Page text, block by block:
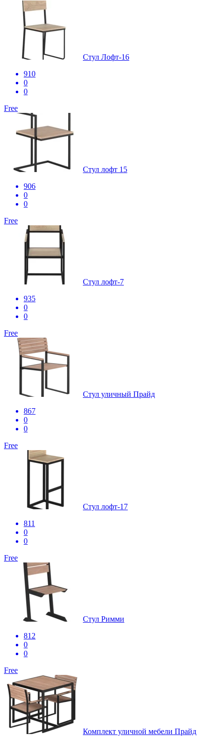
Стул Лофт-16
910
0
0
Free
Стул лофт 15
906
0
0
Free
Стул лофт-7
935
0
0
Free
Стул уличный Прайд
867
0
0
Free
Стул лофт-17
811
0
0
Free
Стул Римми
812
0
0
Free
Комплект уличной мебели Прайд